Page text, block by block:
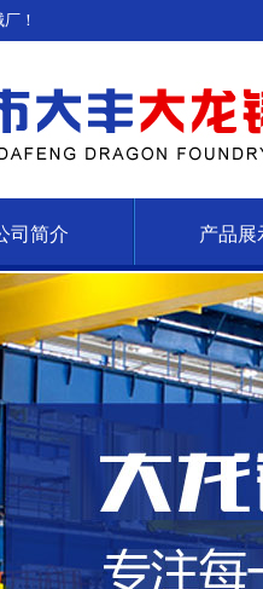
！
司简介 产品展